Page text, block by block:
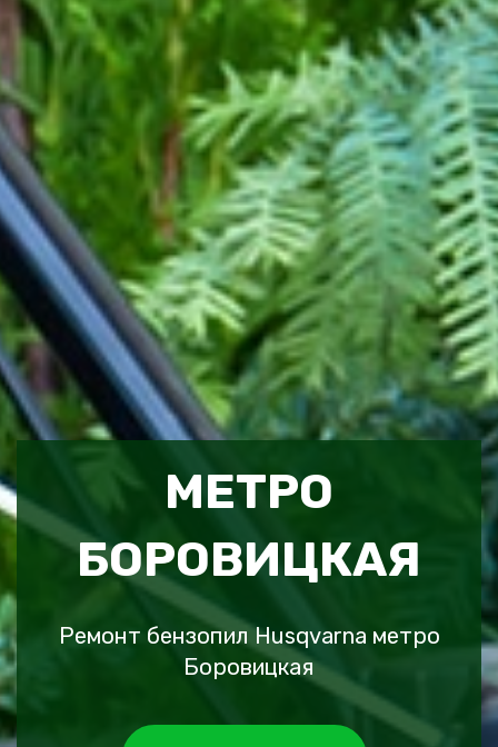
МЕТРО
БОРОВИЦКАЯ
Ремонт бензопил Husqvarna метро
Боровицкая